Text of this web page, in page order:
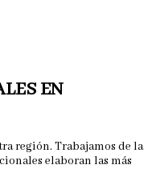
EN
región. Trabajamos de la
elaboran las más